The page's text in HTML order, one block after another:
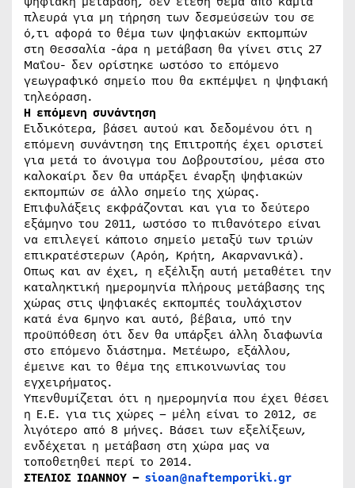
πλευρά για μη τήρηση των δεσμεύσεών του σε
ό,τι αφορά το θέμα των ψηφιακών εκπομπών
στη Θεσσαλία -άρα η μετάβαση θα γίνει στις 27
Μαΐου- δεν ορίστηκε ωστόσο το επόμενο
γεωγραφικό σημείο που θα εκπέμψει η ψηφιακή
τηλεόραση.
Η επόμενη συνάντηση
Ειδικότερα, βάσει αυτού και δεδομένου ότι η
επόμενη συνάντηση της Επιτροπής έχει οριστεί
για μετά το άνοιγμα του Δοβρουτσίου, μέσα στο
καλοκαίρι δεν θα υπάρξει έναρξη ψηφιακών
εκπομπών σε άλλο σημείο της χώρας.
Επιφυλάξεις εκφράζονται και για το δεύτερο
εξάμηνο του 2011, ωστόσο το πιθανότερο είναι
να επιλεγεί κάποιο σημείο μεταξύ των τριών
επικρατέστερων (Αρόη, Κρήτη, Ακαρνανικά).
Οπως και αν έχει, η εξέλιξη αυτή μεταθέτει την
καταληκτική ημερομηνία πλήρους μετάβασης της
χώρας στις ψηφιακές εκπομπές τουλάχιστον
κατά ένα 6μηνο και αυτό, βέβαια, υπό την
προϋπόθεση ότι δεν θα υπάρξει άλλη διαφωνία
στο επόμενο διάστημα. Μετέωρο, εξάλλου,
έμεινε και το θέμα της επικοινωνίας του
εγχειρήματος.
Υπενθυμίζεται ότι η ημερομηνία που έχει θέσει
η Ε.Ε. για τις χώρες – μέλη είναι το 2012, σε
λιγότερο από 8 μήνες. Βάσει των εξελίξεων,
ενδέχεται η μετάβαση στη χώρα μας να
τοποθετηθεί περί το 2014.
ΣΤΕΛΙΟΣ ΙΩΑΝΝΟΥ – sioan@naftemporiki.gr